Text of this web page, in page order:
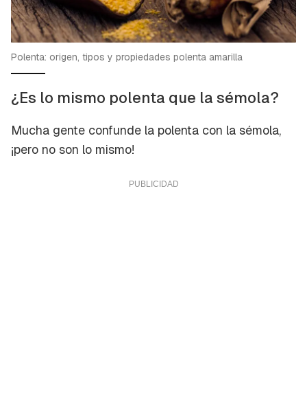
Polenta: origen, tipos y propiedades polenta amarilla
¿Es lo mismo polenta que la sémola?
Mucha gente confunde la polenta con la sémola,
¡pero no son lo mismo!